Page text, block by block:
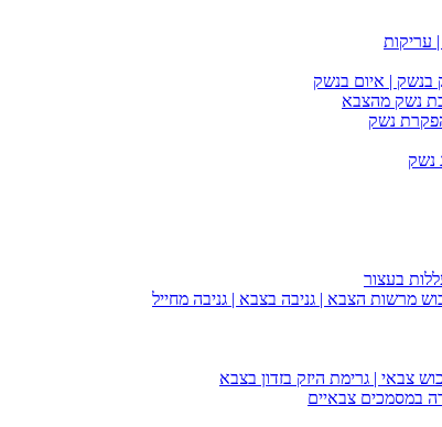
עריקות
בנשק | איום בנשק
נשק מהצבא
נשק
נשק
בעצור
מרשות הצבא | גניבה בצבא | גניבה מחייל
צבאי | גרימת היזק בזדון בצבא
במסמכים צבאיים